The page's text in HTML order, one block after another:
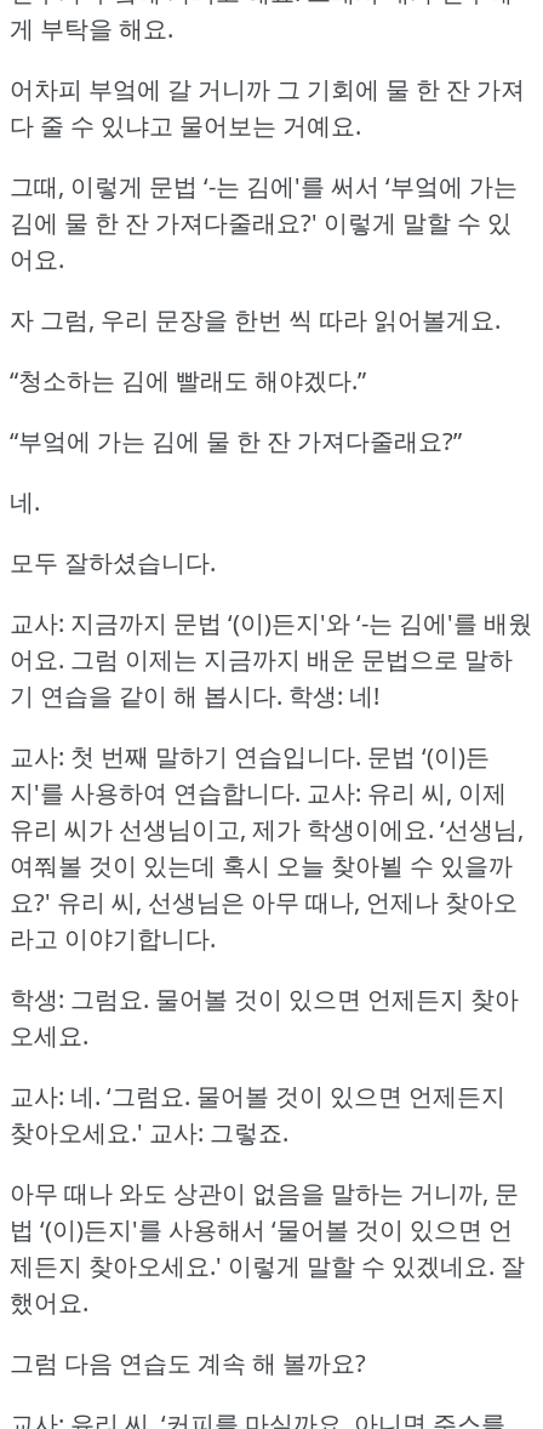
게 부탁을 해요.
어차피 부엌에 갈 거니까 그 기회에 물 한 잔 가져
다 줄 수 있냐고 물어보는 거예요.
그때, 이렇게 문법 ‘-는 김에'를 써서 ‘부엌에 가는
김에 물 한 잔 가져다줄래요?' 이렇게 말할 수 있
어요.
자 그럼, 우리 문장을 한번 씩 따라 읽어볼게요.
“청소하는 김에 빨래도 해야겠다.”
“부엌에 가는 김에 물 한 잔 가져다줄래요?”
네.
모두 잘하셨습니다.
교사: 지금까지 문법 ‘(이)든지'와 ‘-는 김에'를 배웠
어요. 그럼 이제는 지금까지 배운 문법으로 말하
기 연습을 같이 해 봅시다. 학생: 네!
교사: 첫 번째 말하기 연습입니다. 문법 ‘(이)든
지'를 사용하여 연습합니다. 교사: 유리 씨, 이제
유리 씨가 선생님이고, 제가 학생이에요. ‘선생님,
여쭤볼 것이 있는데 혹시 오늘 찾아뵐 수 있을까
요?' 유리 씨, 선생님은 아무 때나, 언제나 찾아오
라고 이야기합니다.
학생: 그럼요. 물어볼 것이 있으면 언제든지 찾아
오세요.
교사: 네. ‘그럼요. 물어볼 것이 있으면 언제든지
찾아오세요.' 교사: 그렇죠.
아무 때나 와도 상관이 없음을 말하는 거니까, 문
법 ‘(이)든지'를 사용해서 ‘물어볼 것이 있으면 언
제든지 찾아오세요.' 이렇게 말할 수 있겠네요. 잘
했어요.
그럼 다음 연습도 계속 해 볼까요?